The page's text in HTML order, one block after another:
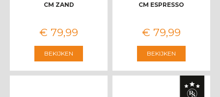
CM ZAND
€ 79,99
BEKIJKEN
CM ESPRESSO
€ 79,99
BEKIJKEN